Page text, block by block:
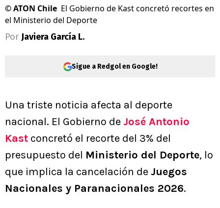
©ATON Chile El Gobierno de Kast concretó recortes en
el Ministerio del Deporte
Por Javiera García L.
Sigue a Redgol en Google!
Una triste noticia afecta al deporte
nacional. El Gobierno de José Antonio
Kast concretó el recorte del 3% del
presupuesto del Ministerio del Deporte, lo
que implica la cancelación de Juegos
Nacionales y Paranacionales 2026.